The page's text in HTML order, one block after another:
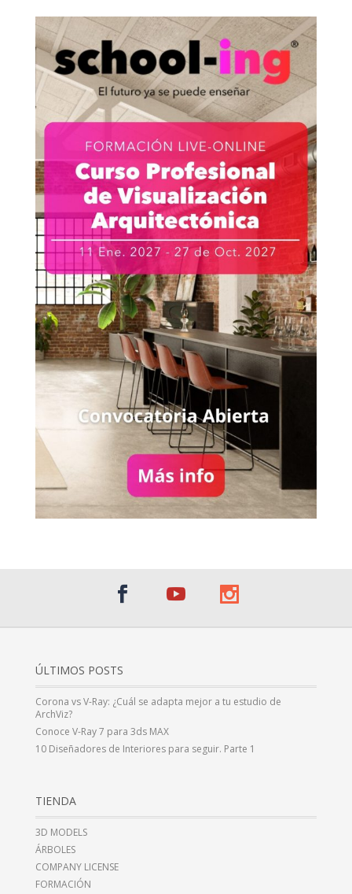
ÚLTIMOS POSTS
Corona vs V-Ray: ¿Cuál se adapta mejor a tu estudio de
ArchViz?
Conoce V-Ray 7 para 3ds MAX
10 Diseñadores de Interiores para seguir. Parte 1
TIENDA
3D MODELS
ÁRBOLES
COMPANY LICENSE
FORMACIÓN